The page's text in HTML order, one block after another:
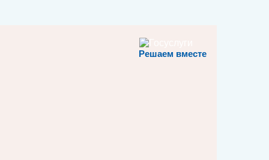
Решаем вместе